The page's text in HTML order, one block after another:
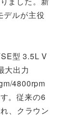
デルが主役
型 3.5L V
大出力
4800rpm
。従来の6
、クラウン